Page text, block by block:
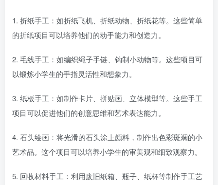
1. 折纸手工：如折纸飞机、折纸动物、折纸花等。这些简单
的折纸项目可以培养他们的动手能力和创造力。
2. 毛线手工：如编织绳子手链、钩制小动物等。这些项目可
以锻炼小学生的手指灵活性和想象力。
3. 纸板手工：如制作卡片、拼贴画、立体模型等。这些手工
项目可以促进他们的创意思维和艺术表达能力。
4. 石头绘画：将光滑的石头涂上颜料，制作出色彩斑斓的小
艺术品。这个项目可以培养小学生的审美观和细致观察力。
5. 回收材料手工：利用废旧纸箱、瓶子、纸杯等制作手工艺